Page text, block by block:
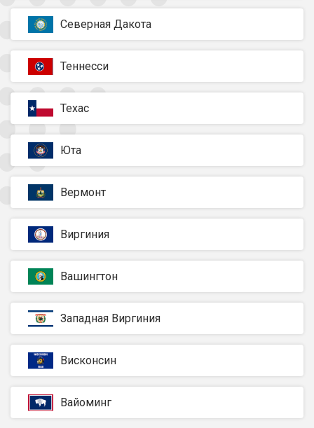
Северная Дакота
Теннесси
Техас
Юта
Вермонт
Виргиния
Вашингтон
Западная Виргиния
Висконсин
Вайоминг